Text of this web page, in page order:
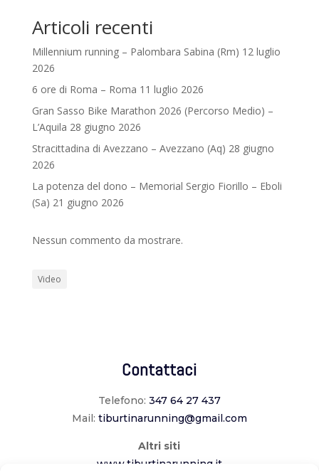
Articoli recenti
Millennium running – Palombara Sabina (Rm) 12 luglio
2026
6 ore di Roma – Roma 11 luglio 2026
Gran Sasso Bike Marathon 2026 (Percorso Medio) –
L’Aquila 28 giugno 2026
Stracittadina di Avezzano – Avezzano (Aq) 28 giugno
2026
La potenza del dono – Memorial Sergio Fiorillo – Eboli
(Sa) 21 giugno 2026
Nessun commento da mostrare.
Video
Contattaci
Telefono: 347 64 27 437
Mail: tiburtinarunning@gmail.com
Altri siti
www.tiburtinarunning.it